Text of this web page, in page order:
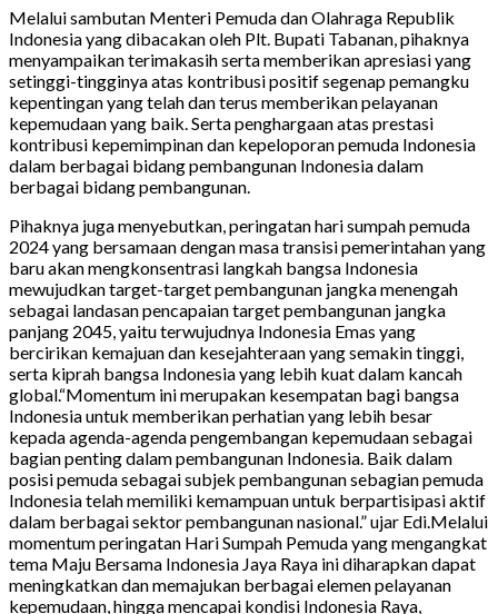
Melalui sambutan Menteri Pemuda dan Olahraga Republik
Indonesia yang dibacakan oleh Plt. Bupati Tabanan, pihaknya
menyampaikan terimakasih serta memberikan apresiasi yang
setinggi-tingginya atas kontribusi positif segenap pemangku
kepentingan yang telah dan terus memberikan pelayanan
kepemudaan yang baik. Serta penghargaan atas prestasi
kontribusi kepemimpinan dan kepeloporan pemuda Indonesia
dalam berbagai bidang pembangunan Indonesia dalam
berbagai bidang pembangunan.
Pihaknya juga menyebutkan, peringatan hari sumpah pemuda
2024 yang bersamaan dengan masa transisi pemerintahan yang
baru akan mengkonsentrasi langkah bangsa Indonesia
mewujudkan target-target pembangunan jangka menengah
sebagai landasan pencapaian target pembangunan jangka
panjang 2045, yaitu terwujudnya Indonesia Emas yang
bercirikan kemajuan dan kesejahteraan yang semakin tinggi,
serta kiprah bangsa Indonesia yang lebih kuat dalam kancah
global.“Momentum ini merupakan kesempatan bagi bangsa
Indonesia untuk memberikan perhatian yang lebih besar
kepada agenda-agenda pengembangan kepemudaan sebagai
bagian penting dalam pembangunan Indonesia. Baik dalam
posisi pemuda sebagai subjek pembangunan sebagian pemuda
Indonesia telah memiliki kemampuan untuk berpartisipasi aktif
dalam berbagai sektor pembangunan nasional.” ujar Edi.Melalui
momentum peringatan Hari Sumpah Pemuda yang mengangkat
tema Maju Bersama Indonesia Jaya Raya ini diharapkan dapat
meningkatkan dan memajukan berbagai elemen pelayanan
kepemudaan, hingga mencapai kondisi Indonesia Raya,